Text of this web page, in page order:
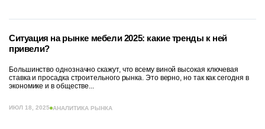
Ситуация на рынке мебели 2025: какие тренды к ней
привели?
Большинство однозначно скажут, что всему виной высокая ключевая
ставка и просадка строительного рынка. Это верно, но так как сегодня в
экономике и в обществе...
ИЮЛ 18, 2025 АНАЛИТИКА РЫНКА